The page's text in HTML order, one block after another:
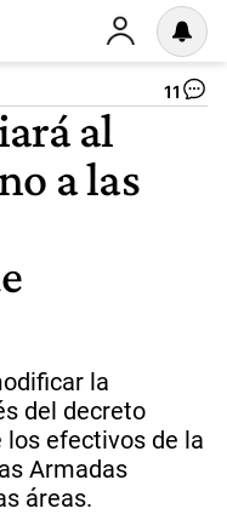
11
al
a las
la
del decreto
los efectivos de la
Armadas
áreas.